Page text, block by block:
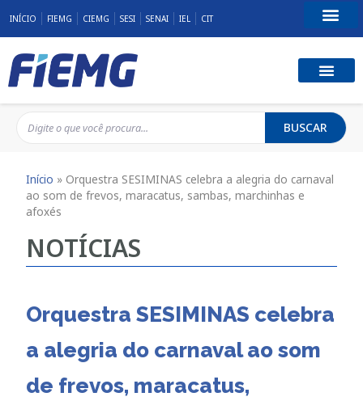
INÍCIO FIEMG CIEMG SESI SENAI IEL CIT
BUSCAR
Início » Orquestra SESIMINAS celebra a alegria do carnaval
ao som de frevos, maracatus, sambas, marchinhas e
afoxés
NOTÍCIAS
Orquestra SESIMINAS celebra
a alegria do carnaval ao som
de frevos, maracatus,